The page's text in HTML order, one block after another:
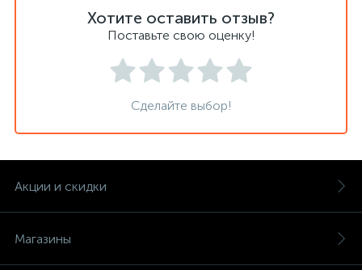
Хотите оставить отзыв?
Поставьте свою оценку!
Сделайте выбор!
Акции и скидки
Магазины